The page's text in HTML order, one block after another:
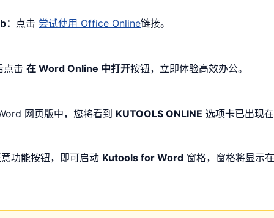
点击 尝试使用 Office Online链接。
点击 在 Word Online 中打开按钮，立即体验高效办公。
网页版中，您将看到 KUTOOLS ONLINE 选项卡已出现
功能按钮，即可启动 Kutools for Word 窗格，窗格将显示